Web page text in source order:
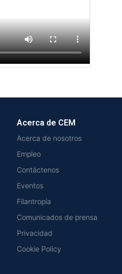
Acerca de CEM
Acerca de nosotros
Empleo
Contáctenos
Eventos
Filantropía
Comunicados de prensa
Privacidad
Cookie Policy